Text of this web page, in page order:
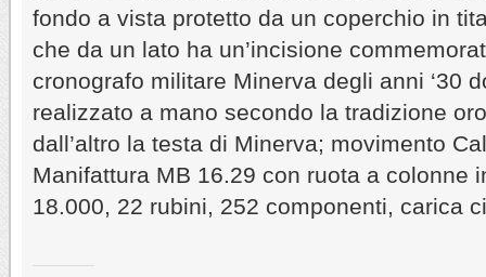
fondo a vista protetto da un coperchio in
che da un lato ha un’incisione
cronografo militare Minerva degli anni ‘30
realizzato a mano secondo la tradizione
dall’altro la testa di Minerva; movimento
Manifattura MB 16.29 con ruota a colonne
18.000, 22 rubini, 252 componenti, carica